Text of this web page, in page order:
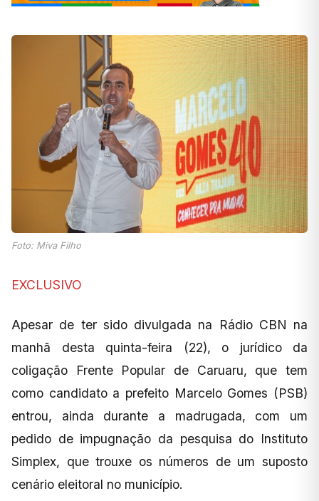
Foto: Miva Filho
EXCLUSIVO
Apesar de ter sido divulgada na Rádio CBN na
manhã desta quinta-feira (22), o jurídico da
coligação Frente Popular de Caruaru, que tem
como candidato a prefeito Marcelo Gomes (PSB)
entrou, ainda durante a madrugada, com um
pedido de impugnação da pesquisa do Instituto
Simplex, que trouxe os números de um suposto
cenário eleitoral no município.